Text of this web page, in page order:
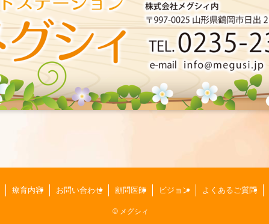
療育内容 お問い合わせ 顧問医師 ビジョン よくあるご質問
© メグシィ